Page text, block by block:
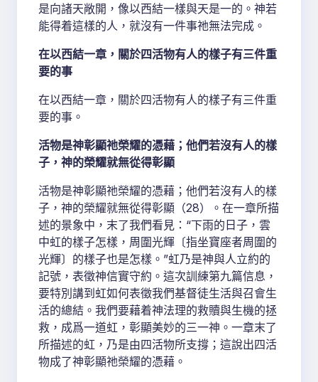
是向諸天敞開，像以西結一樣與天是一的。神若
能得着這樣的人，就沒有一件事祂無法完成。
在以西結一章，關於四活物有人的樣子有三件重
要的事
在以西結一章，關於四活物有人的樣子有三件重
要的事。
活物是神彰顯祂榮耀的憑藉；他們若沒有人的樣
子，神的榮耀就無從得彰顯
活物是神彰顯祂榮耀的憑藉；他們若沒有人的樣
子，神的榮耀就無從得彰顯（28）。在一章所描
述的景象中，末了我們看見：“下雨的日子，雲
中虹的樣子怎樣，周圍光輝〔指坐寶座者周圍的
光輝〕的樣子也是怎樣。”虹乃是神與人立約的
記號，表徵神信實守約。這次訓練第九篇信息，
要特別講到虹如何表徵我們基督徒生活與召會生
活的總結。我們要藉着神法理的救贖與生機的拯
救，成爲一道虹，彰顯美妙的三一神。一章末了
所描述的虹，乃是由四活物所支撐；這說出四活
物成了神彰顯祂榮耀的憑藉。